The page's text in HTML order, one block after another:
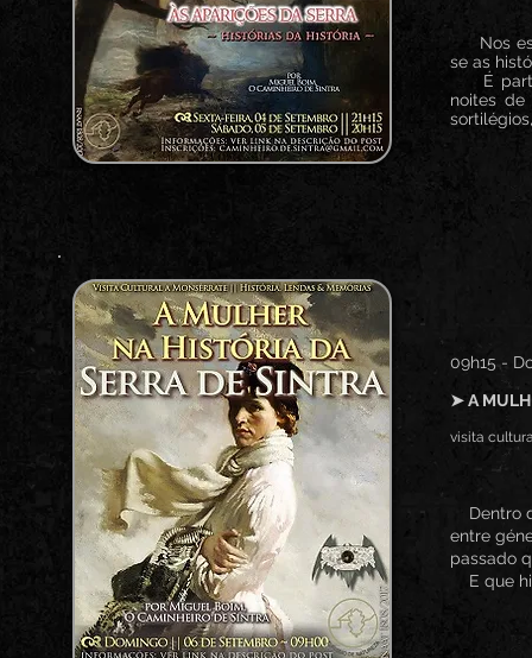
Nos
se as
É
noites de
09h15 -
➤ A
visita
Dentro
entre
passado
E que